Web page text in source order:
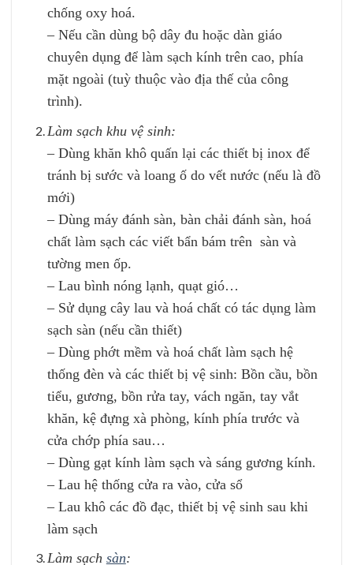
chống oxy hoá.
– Nếu cần dùng bộ dây đu hoặc dàn giáo
chuyên dụng để làm sạch kính trên cao, phía
mặt ngoài (tuỳ thuộc vào địa thế của công
trình).
Làm sạch khu vệ sinh:
– Dùng khăn khô quấn lại các thiết bị inox để
tránh bị sước và loang ố do vết nước (nếu là đồ
mới)
– Dùng máy đánh sàn, bàn chải đánh sàn, hoá
chất làm sạch các viết bẩn bám trên sàn và
tường men ốp.
– Lau bình nóng lạnh, quạt gió…
– Sử dụng cây lau và hoá chất có tác dụng làm
sạch sàn (nếu cần thiết)
– Dùng phớt mềm và hoá chất làm sạch hệ
thống đèn và các thiết bị vệ sinh: Bồn cầu, bồn
tiểu, gương, bồn rửa tay, vách ngăn, tay vắt
khăn, kệ đựng xà phòng, kính phía trước và
cửa chớp phía sau…
– Dùng gạt kính làm sạch và sáng gương kính.
– Lau hệ thống cửa ra vào, cửa sổ
– Lau khô các đồ đạc, thiết bị vệ sinh sau khi
làm sạch
Làm sạch sàn: